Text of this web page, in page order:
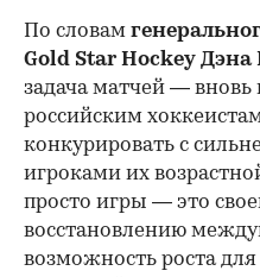
По словам
Gold Star Hockey
задача матчей — вновь
российским
конкурировать с
игроками их
просто игры — это
восстановлению
возможность роста